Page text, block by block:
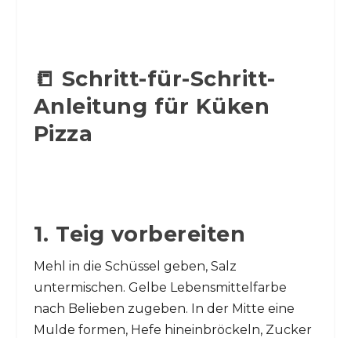
📒 Schritt-für-Schritt-
Anleitung für Küken
Pizza
1. Teig vorbereiten
Mehl in die Schüssel geben, Salz
untermischen. Gelbe Lebensmittelfarbe
nach Belieben zugeben. In der Mitte eine
Mulde formen, Hefe hineinbröckeln, Zucker